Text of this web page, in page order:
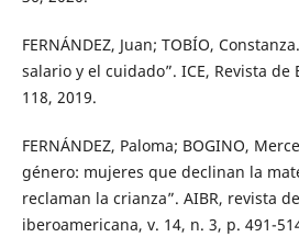
FERNÁNDEZ, Juan; TOBÍO,
salario y el cuidado”. ICE, Revista de
118, 2019.
FERNÁNDEZ, Paloma; BOGINO,
género: mujeres que declinan la
reclaman la crianza”. AIBR, revista
iberoamericana, v. 14, n. 3, p. 491-